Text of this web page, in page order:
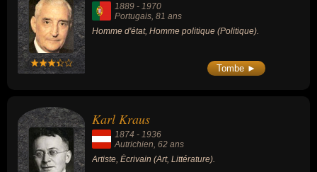
1889 - 1970
Portugais, 81 ans
Homme d'état, Homme politique (Politique).
Tombe ►
Karl Kraus
1874 - 1936
Autrichien , 62 ans
Artiste, Écrivain (Art, Littérature).